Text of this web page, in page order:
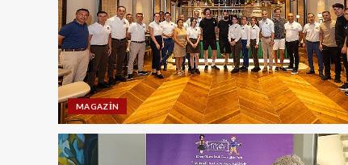
MAGAZIN